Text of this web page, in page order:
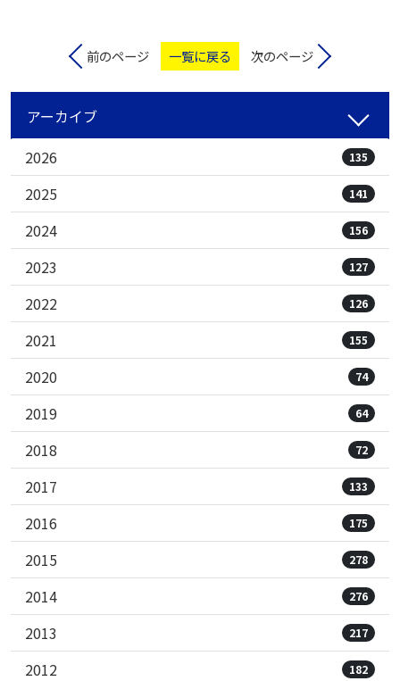
前のページ 一覧に戻る 次のページ
アーカイブ
2026
135
2025 141
2024 156
2023 127
2022 126
2021 155
2020 74
2019 64
2018 72
2017 133
2016 175
2015 278
2014 276
2013 217
2012 182